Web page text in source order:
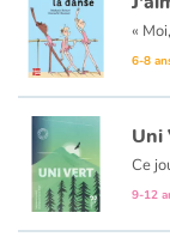
Blog
Actualités
Par thématique
6-8
Uni
9-12